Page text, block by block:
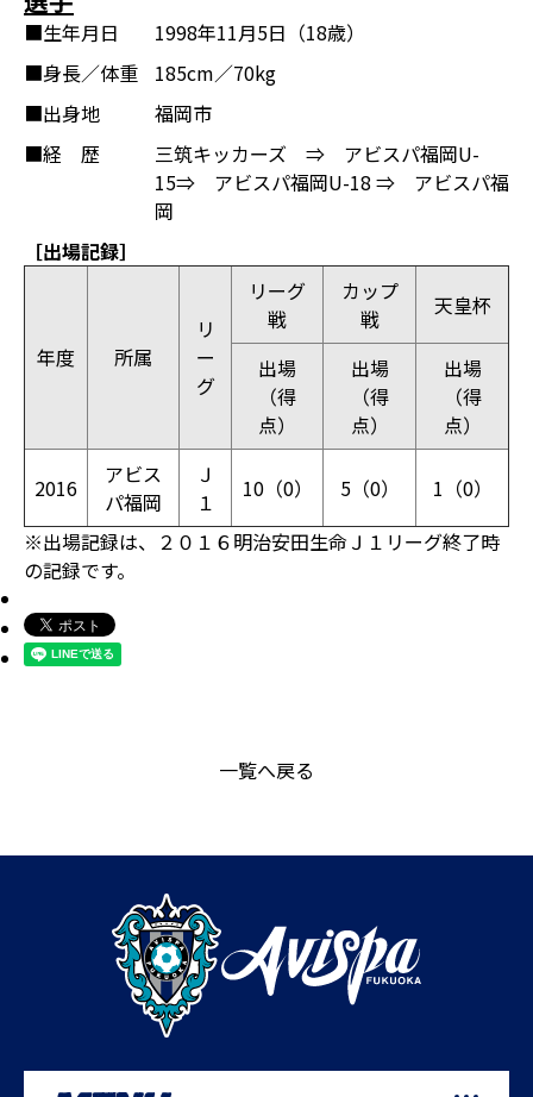
■生年月日
1998年11月5日（18歳）
■身長／体重
185cm／70kg
■出身地
福岡市
■経 歴
三筑キッカーズ ⇒ アビスパ福岡U-
15⇒ アビスパ福岡U-18 ⇒ アビスパ福
岡
［出場記録］
年度 所属
リ
ー
グ
リーグ
戦
カップ
戦
天皇杯
出場
（得
点）
出場
（得
点）
出場
（得
点）
2016
アビス
パ福岡
Ｊ
１
10（0） 5（0）
1（0）
※出場記録は、２０１６明治安田生命Ｊ１リーグ終了時
の記録です。
一覧へ戻る